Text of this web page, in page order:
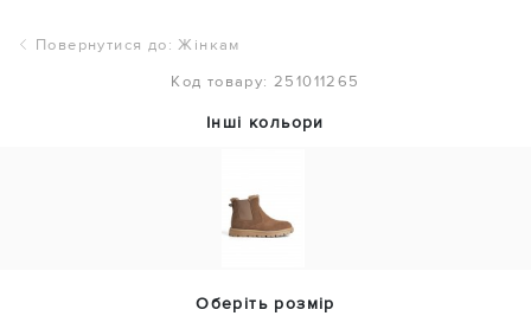
Повернутися до: Жінкам
Код товару: 251011265
Інші кольори
Оберіть розмір